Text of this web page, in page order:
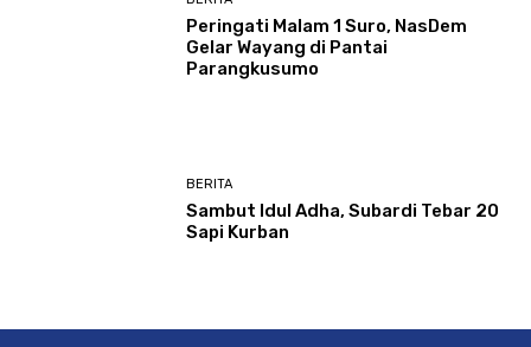
Peringati Malam 1 Suro, NasDem
Gelar Wayang di Pantai
Parangkusumo
BERITA
Sambut Idul Adha, Subardi Tebar 20
Sapi Kurban